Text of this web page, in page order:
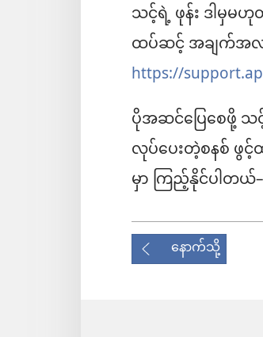
သင့်ရဲ့ ဖုန်း ဒါမှမ
ထပ်ဆင့် အချက်အ
https://
ပိုအဆင်ပြေစေဖို့
လုပ်ပေးတဲ့စနစ်
မှာ ကြည့်နိုင်ပါတယ်–
နောက်သို့